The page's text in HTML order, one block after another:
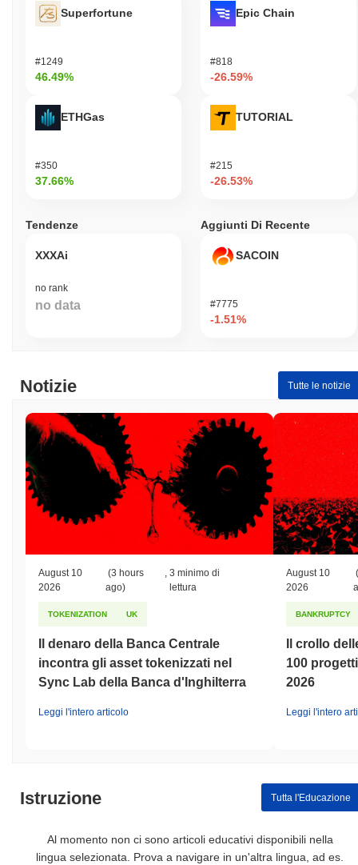
Superfortune
#1249
46.49%
ETHGas
#350
37.66%
Epic Chain
#818
-26.59%
TUTORIAL
#215
-26.53%
Tendenze
XXXAi
no rank
no data
Aggiunti Di Recente
SACOIN
#7775
-1.51%
Notizie Tutte le notizie
August 10
2026
(3 hours
ago)
,3 minimo di
lettura
TOKENIZATION UK
Il denaro della Banca Centrale
incontra gli asset tokenizzati nel
Sync Lab della Banca d'Inghilterra
Leggi l'intero articolo
August 10
2026
BANKRUPTCY
Il crollo
100
2026
Leggi l'intero
Istruzione Tutta l'Educazione
Al momento non ci sono articoli educativi disponibili nella
lingua selezionata. Prova a navigare in un'altra lingua, ad es.